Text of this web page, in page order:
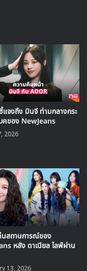
น? ถึงกลับมาถ่าย
ที่กรุงเทพ
ษ
เท่านั้น แต่ยังครอง
อันดับ 3 เป็นเวลา 7
และ ‘Hype Boy’
กเพลง ของ
น Genie และอันดับ
2 เพลงที่ปล่อยออก
10’ ไว้ได้พร้อมกับ
แจงถึง มินจี ท่ามกลางกระ
คของ NewJeans
2026
นสถานการณ์ของ
หลัง ดาเนียล ไลฟ์ผ่าน
13, 2026